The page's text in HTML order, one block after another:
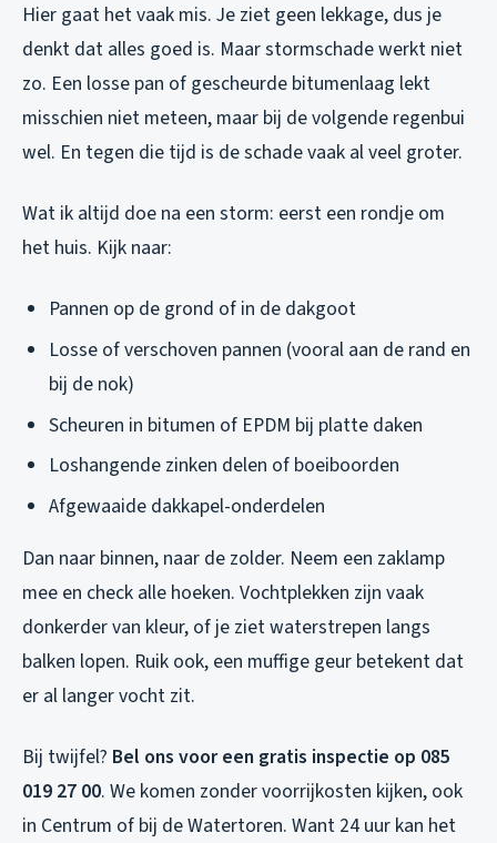
Hier gaat het vaak mis. Je ziet geen lekkage, dus je
denkt dat alles goed is. Maar stormschade werkt niet
zo. Een losse pan of gescheurde bitumenlaag lekt
misschien niet meteen, maar bij de volgende regenbui
wel. En tegen die tijd is de schade vaak al veel groter.
Wat ik altijd doe na een storm: eerst een rondje om
het huis. Kijk naar:
Pannen op de grond of in de dakgoot
Losse of verschoven pannen (vooral aan de rand en
bij de nok)
Scheuren in bitumen of EPDM bij platte daken
Loshangende zinken delen of boeiboorden
Afgewaaide dakkapel-onderdelen
Dan naar binnen, naar de zolder. Neem een zaklamp
mee en check alle hoeken. Vochtplekken zijn vaak
donkerder van kleur, of je ziet waterstrepen langs
balken lopen. Ruik ook, een muffige geur betekent dat
er al langer vocht zit.
Bij twijfel? Bel ons voor een gratis inspectie op 085
019 27 00. We komen zonder voorrijkosten kijken, ook
in Centrum of bij de Watertoren. Want 24 uur kan het